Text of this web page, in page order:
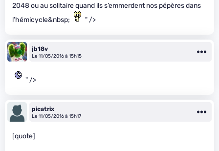
2048 ou au solitaire quand ils s’emmerdent nos pépères dans
l’hémicycle&nbsp;
" />
jb18v
Le 11/05/2016 à 15h15
" />
picatrix
Le 11/05/2016 à 15h17
[quote]